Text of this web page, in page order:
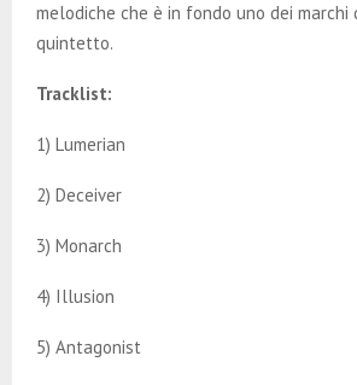
melodiche che è in fondo uno dei
quintetto.
Tracklist:
1) Lumerian
2) Deceiver
3) Monarch
4) Illusion
5) Antagonist